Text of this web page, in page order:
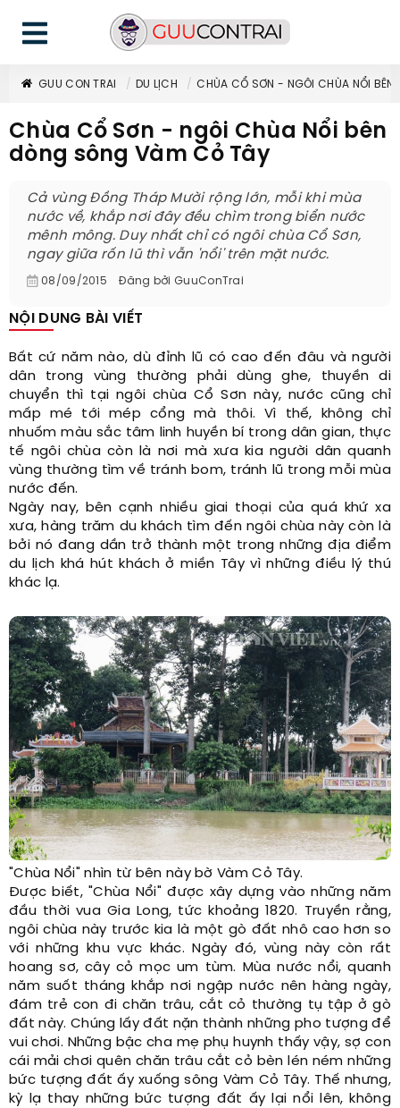
GUU CON TRAI DU LỊCH CHÙA CỔ SƠN - NGÔI CHÙA NỔI BÊN
Chùa Cổ Sơn - ngôi Chùa Nổi bên
dòng sông Vàm Cỏ Tây
Cả vùng Đồng Tháp Mười rộng lớn, mỗi khi mùa
nước về, khắp nơi đây đều chìm trong biển nước
mênh mông. Duy nhất chỉ có ngôi chùa Cổ Sơn,
ngay giữa rốn lũ thì vẫn 'nổi' trên mặt nước.
08/09/2015 Đăng bởi GuuConTrai
NỘI DUNG BÀI VIẾT
Bất cứ năm nào, dù đỉnh lũ có cao đến đâu và người
dân trong vùng thường phải dùng ghe, thuyền di
chuyển thì tại ngôi chùa Cổ Sơn này, nước cũng chỉ
mấp mé tới mép cổng mà thôi. Vì thế, không chỉ
nhuốm màu sắc tâm linh huyền bí trong dân gian, thực
tế ngôi chùa còn là nơi mà xưa kia người dân quanh
vùng thường tìm về tránh bom, tránh lũ trong mỗi mùa
nước đến.
Ngày nay, bên cạnh nhiều giai thoại của quá khứ xa
xưa, hàng trăm du khách tìm đến ngôi chùa này còn là
bởi nó đang dần trở thành một trong những địa điểm
du lịch khá hút khách ở miền Tây vì những điều lý thú
khác lạ.
"Chùa Nổi" nhìn từ bên này bờ Vàm Cỏ Tây.
Được biết, "Chùa Nổi" được xây dựng vào những năm
đầu thời vua Gia Long, tức khoảng 1820. Truyền rằng,
ngôi chùa này trước kia là một gò đất nhô cao hơn so
với những khu vực khác. Ngày đó, vùng này còn rất
hoang sơ, cây cỏ mọc um tùm. Mùa nước nổi, quanh
năm suốt tháng khắp nơi ngập nước nên hàng ngày,
đám trẻ con đi chăn trâu, cắt cỏ thường tụ tập ở gò
đất này. Chúng lấy đất nặn thành những pho tượng để
vui chơi. Những bậc cha mẹ phụ huynh thấy vậy, sợ con
cái mải chơi quên chăn trâu cắt cỏ bèn lén ném những
bức tượng đất ấy xuống sông Vàm Cỏ Tây. Thế nhưng,
kỳ lạ thay những bức tượng đất ấy lại nổi lên, không